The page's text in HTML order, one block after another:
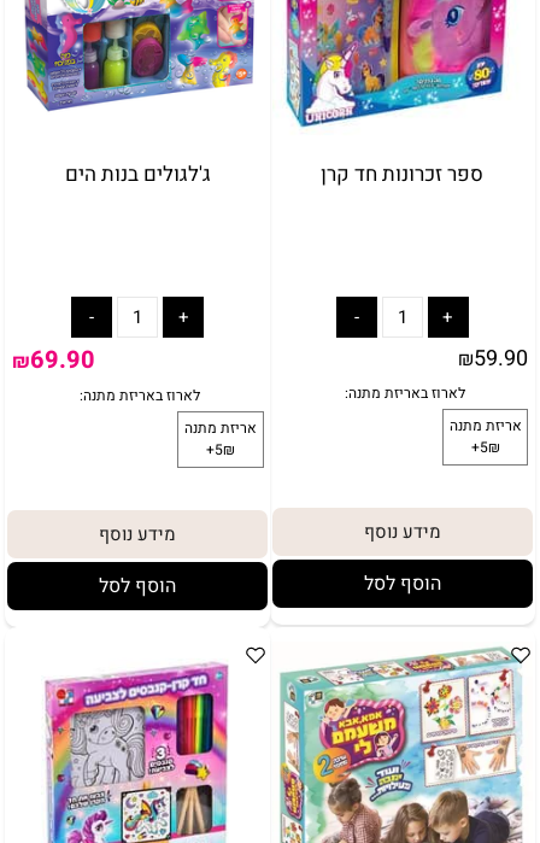
לארוז באריזת מתנה:
אריזת מתנה
ספר זכרונות חד קרן
₪59.90
מידע נוסף
הוסף לסל
ג'לגולים בנות הים
₪69.90
מידע נוסף
הוסף לסל